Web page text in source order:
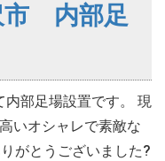
市 内部足
部足場設置です。 現
いオシャレで素敵な
がとうございました?